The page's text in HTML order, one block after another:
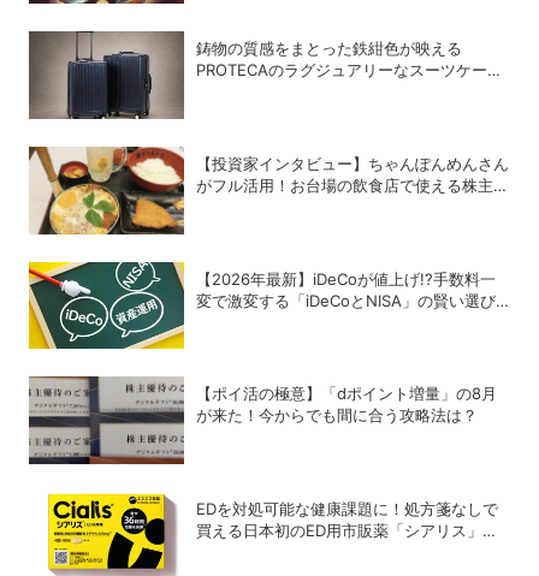
鋳物の質感をまとった鉄紺色が映える
PROTECAのラグジュアリーなスーツケース
【投資家インタビュー】ちゃんぽんめんさん
がフル活用！お台場の飲食店で使える株主優
【2026年最新】iDeCoが値上げ!?手数料一
変で激変する「iDeCoとNISA」の賢い選び
【ポイ活の極意】「dポイント増量」の8月
が来た！今からでも間に合う攻略法は？
EDを対処可能な健康課題に！処方箋なしで
買える日本初のED用市販薬「シアリス」が